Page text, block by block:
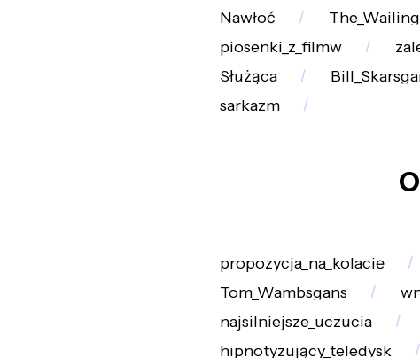
Nawłoć
The_Wailing
piosenki_z_filmw
Służąca
sarkazm
propozycja_na_kolację
Tom_Wambsgans
najsilniejsze_uczucia
hipnotyzujący_teledysk